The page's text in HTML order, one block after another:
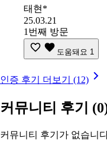
태현*
25.03.21
1번째 방문
도움돼요 1
인증 후기 더보기 (12)
커뮤니티 후기
커뮤니티 후기가 없습니